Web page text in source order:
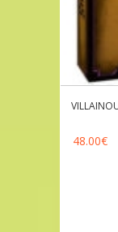
48.00€